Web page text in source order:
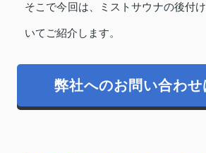
そこで今回は、ミストサウナの後付
いてご紹介します。
弊社へのお問い合わせ